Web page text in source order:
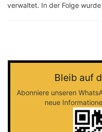
verwaltet. In der Folge
Bleib auf
Abonniere unseren
neue